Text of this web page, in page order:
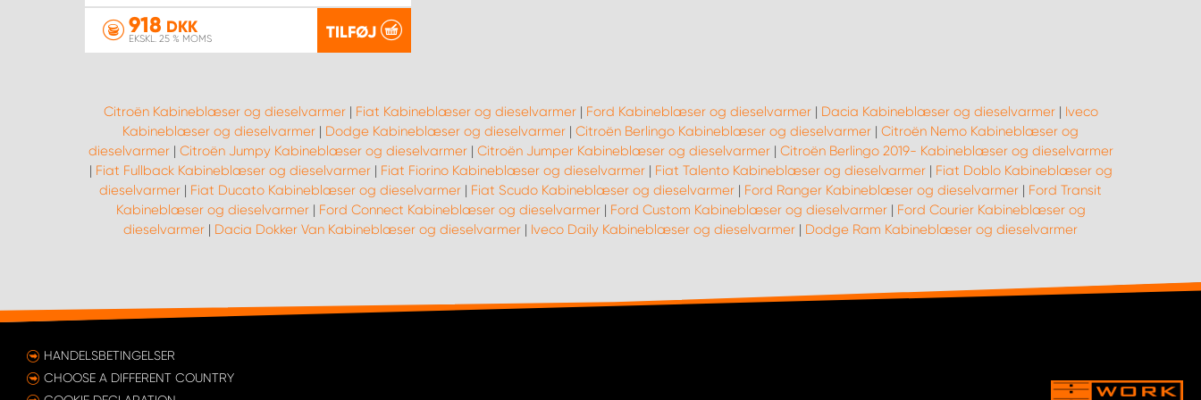
918 DKK
EKSKL. 25 % MOMS TILFØJ
Citroën Kabineblæser og dieselvarmer| Fiat Kabineblæser og dieselvarmer| Ford Kabineblæser og dieselvarmer| Dacia Kabineblæser og dieselvarmer| Iveco
Kabineblæser og dieselvarmer | Dodge Kabineblæser og dieselvarmer | Citroën Berlingo Kabineblæser og dieselvarmer | Citroën Nemo Kabineblæser og
dieselvarmer| Citroën Jumpy Kabineblæser og dieselvarmer| Citroën Jumper Kabineblæser og dieselvarmer| Citroën Berlingo 2019- Kabineblæser og dieselvarmer
| Fiat Fullback Kabineblæser og dieselvarmer| Fiat Fiorino Kabineblæser og dieselvarmer| Fiat Talento Kabineblæser og dieselvarmer| Fiat Doblo Kabineblæser og
dieselvarmer | Fiat Ducato Kabineblæser og dieselvarmer | Fiat Scudo Kabineblæser og dieselvarmer | Ford Ranger Kabineblæser og dieselvarmer | Ford Transit
Kabineblæser og dieselvarmer| Ford Connect Kabineblæser og dieselvarmer| Ford Custom Kabineblæser og dieselvarmer| Ford Courier Kabineblæser og
dieselvarmer | Dacia Dokker Van Kabineblæser og dieselvarmer | Iveco Daily Kabineblæser og dieselvarmer | Dodge Ram Kabineblæser og dieselvarmer
HANDELSBETINGELSER
CHOOSE A DIFFERENT COUNTRY